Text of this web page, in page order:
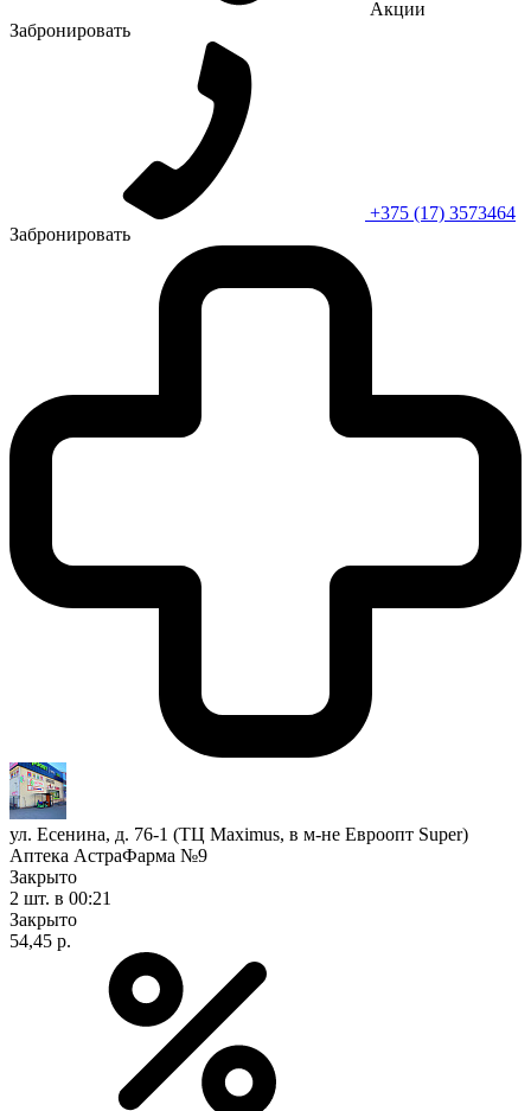
Акции
Забронировать
+375 (17) 3573464
Забронировать
ул. Есенина, д. 76-1 (ТЦ Maximus, в м-не Евроопт Super)
Аптека АстраФарма №9
Закрыто
2 шт. в 00:21
Закрыто
54,45 р.